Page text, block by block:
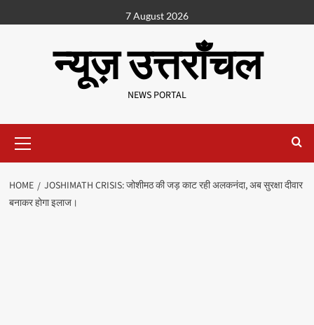
7 August 2026
न्यूज़ उत्तराँचल
NEWS PORTAL
HOME
JOSHIMATH CRISIS: जोशीमठ की जड़ काट रही अलकनंदा, अब सुरक्षा दीवार
बनाकर होगा इलाज।